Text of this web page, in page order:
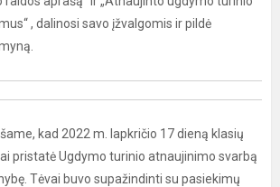
, dalinosi savo įžvalgomis ir pildė
kad 2022 m. lapkričio 17 dieną klasių
pristatė Ugdymo turinio atnaujinimo svarbą
Tėvai buvo supažindinti su pasiekimų